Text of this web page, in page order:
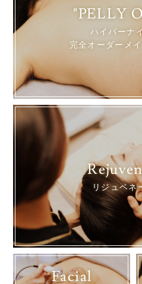
"PELLY
ハイパーナ
完全オーダーメ
リジュベネ
Facial